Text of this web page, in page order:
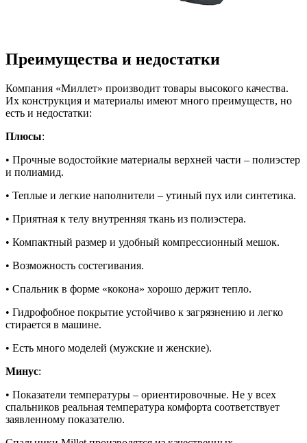
Преимущества и недостатки
Компания «Миллет» производит товары высокого качества.
Их конструкция и материалы имеют много преимуществ, но
есть и недостатки:
Плюсы:
• Прочные водостойкие материалы верхней части – полиэстер
и полиамид.
• Теплые и легкие наполнители – утиный пух или синтетика.
• Приятная к телу внутренняя ткань из полиэстера.
• Компактный размер и удобный компрессионный мешок.
• Возможность состегивания.
• Спальник в форме «кокона» хорошо держит тепло.
• Гидрофобное покрытие устойчиво к загрязнению и легко
стирается в машине.
• Есть много моделей (мужские и женские).
Минус:
• Показатели температуры – ориентировочные. Не у всех
спальников реальная температура комфорта соответствует
заявленному показателю.